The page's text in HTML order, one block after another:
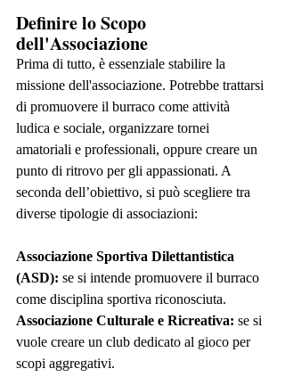
Definire lo Scopo
dell'Associazione
Prima di tutto, è essenziale stabilire la
missione dell'associazione. Potrebbe trattarsi
di promuovere il burraco come attività
ludica e sociale, organizzare tornei
amatoriali e professionali, oppure creare un
punto di ritrovo per gli appassionati. A
seconda dell’obiettivo, si può scegliere tra
diverse tipologie di associazioni:
Associazione Sportiva Dilettantistica
(ASD): se si intende promuovere il burraco
come disciplina sportiva riconosciuta.
Associazione Culturale e Ricreativa: se si
vuole creare un club dedicato al gioco per
scopi aggregativi.